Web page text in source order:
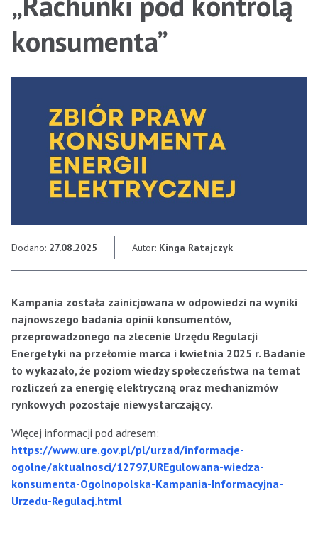
konsumenta”
Dodano: 27.08.2025 Autor: Kinga Ratajczyk
Kampania została zainicjowana w odpowiedzi na wyniki
najnowszego badania opinii konsumentów,
przeprowadzonego na zlecenie Urzędu Regulacji
Energetyki na przełomie marca i kwietnia 2025 r. Badanie
to wykazało, że poziom wiedzy społeczeństwa na temat
rozliczeń za energię elektryczną oraz mechanizmów
rynkowych pozostaje niewystarczający.
Więcej informacji pod adresem:
https://www.ure.gov.pl/pl/urzad/informacje-
ogolne/aktualnosci/12797,UREgulowana-wiedza-
konsumenta-Ogolnopolska-Kampania-Informacyjna-
Urzedu-Regulacj.html